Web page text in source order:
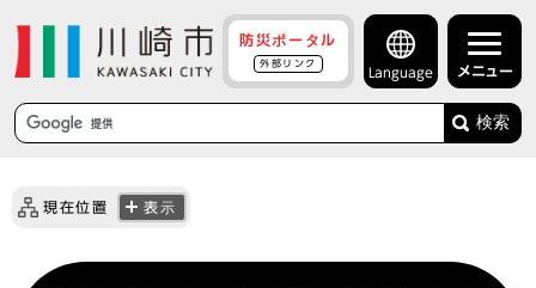
防災ポータル
外部リンク
Language メニュー
検索
現在位置 表示